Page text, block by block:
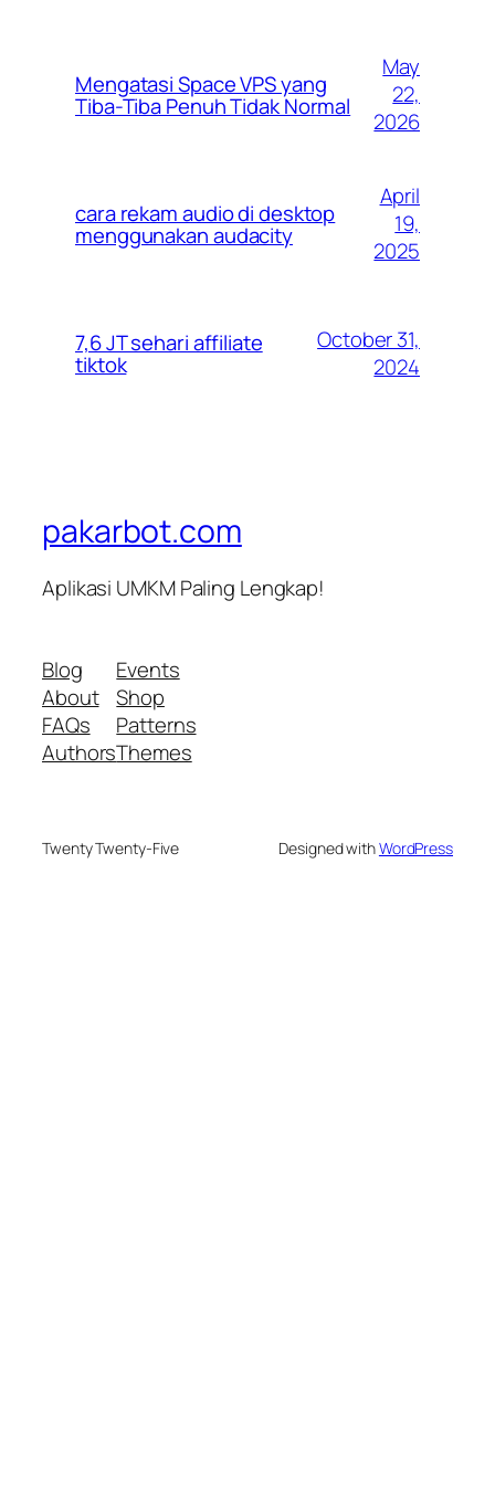
Mengatasi Space VPS yang
Tiba-Tiba Penuh Tidak Normal
May
22,
2026
cara rekam audio di desktop
menggunakan audacity
April
19,
2025
7,6 JT sehari affiliate
tiktok
October 31,
2024
pakarbot.com
Aplikasi UMKM Paling Lengkap!
Blog
About
FAQs
Authors
Events
Shop
Patterns
Themes
Twenty Twenty-Five Designed withWordPress